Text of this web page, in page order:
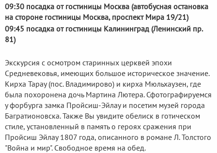
09:30 посадка от гостиницы Москва (автобусная остановка
на стороне гостиницы Москва, проспект Мира 19/21)
09:45 посадка от гостиницы Калининград (Ленинский пр.
81)
Экскурсия с осмотром старинных церквей эпохи
Средневековья, имеющих большое историческое значение.
Кирха Тарау (пос. Владимирово) и кирха Мюльхаузен, где
была похоронена дочь Мартина Лютера. Сфотографируемся
у форбурга замка Пройсиш-Эйлау и посетим музей города
Багратионовска. Также Вы увидите обелиск в готическом
стиле, установленный в память о героях сражения при
Пройсиш Эйлау 1807 года, описанного в романе Л. Толстого
"Война и мир". Свободное время на обед.